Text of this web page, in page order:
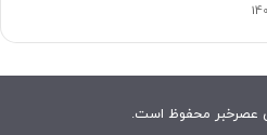
عصرخبر محفوظ است.